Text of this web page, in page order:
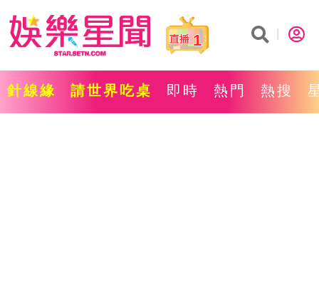
1
針線緣 請世界吃桌 即時 熱門 熱搜